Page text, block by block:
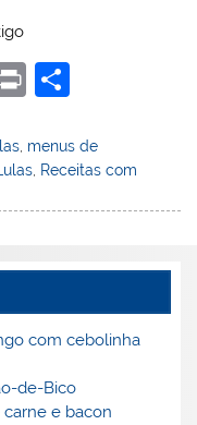
Pr
t
ar
e
menus de
Receitas com
com cebolinha
de-Bico
e bacon